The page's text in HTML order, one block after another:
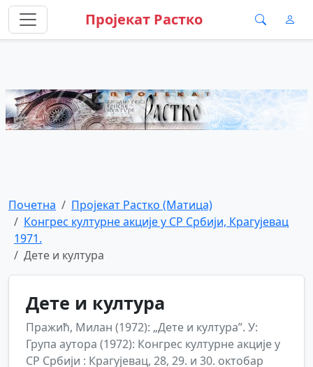
Пројекат Растко
Почетна
Пројекат Растко (Матица)
Конгрес културне акције у СР Србији, Крагујевац
1971.
Дете и култура
Дете и култура
Пражић, Милан (1972): „Дете и култура”. У:
Група аутора (1972): Конгрес културне акције у
СР Србији : Крагујевац, 28, 29. и 30. октобар